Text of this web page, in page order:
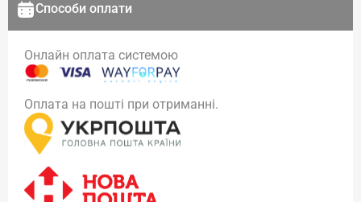
Способи оплати
Онлайн оплата системою
Оплата на пошті при отриманні.